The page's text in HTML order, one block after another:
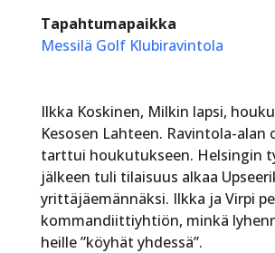
Tapahtumapaikka
Messilä Golf Klubiravintola
Ilkka Koskinen, Milkin lapsi,
Kesosen Lahteen. Ravintola-alan
tarttui houkutukseen. Helsingin
jälkeen tuli tilaisuus alkaa
yrittäjäemännäksi. Ilkka ja Virpi
kommandiittiyhtiön, minkä
heille ”köyhät yhdessä”.